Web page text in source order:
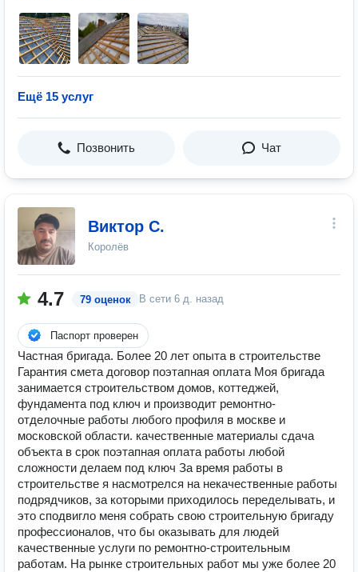
Ещё 15 услуг
Позвонить Чат
Виктор С.
Королёв
4.7 79 оценок В сети 6 д. назад
Паспорт проверен
Частная бригада. Более 20 лет опыта в строительстве
Гарантия смета договор поэтапная оплата Моя бригада
занимается строительством домов, коттеджей,
фундамента под ключ и производит ремонтно-
отделочные работы любого профиля в москве и
московской области. качественные материалы сдача
объекта в срок поэтапная оплата работы любой
сложности делаем под ключ За время работы в
строительстве я насмотрелся на некачественные работы
подрядчиков, за которыми приходилось переделывать, и
это сподвигло меня собрать свою строительную бригаду
профессионалов, что бы оказывать для людей
качественные услуги по ремонтно-строительным
работам. На рынке строительных работ мы уже более 20